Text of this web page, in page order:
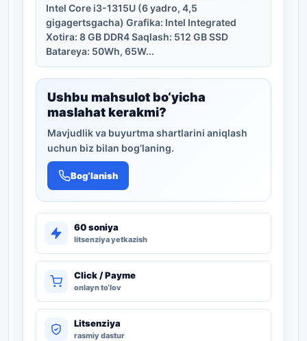
Intel Core i3-1315U (6 yadro, 4,5
gigagertsgacha) Grafika: Intel Integrated
Xotira: 8 GB DDR4 Saqlash: 512 GB SSD
Batareya: 50Wh, 65W...
Ushbu mahsulot bo‘yicha
maslahat kerakmi?
Mavjudlik va buyurtma shartlarini aniqlash
uchun biz bilan bog‘laning.
Bog‘lanish
60 soniya
litsenziya yetkazish
Click / Payme
onlayn to‘lov
Litsenziya
rasmiy dastur